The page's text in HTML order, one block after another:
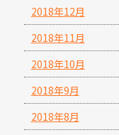
2018年12月
2018年11月
2018年10月
2018年9月
2018年8月